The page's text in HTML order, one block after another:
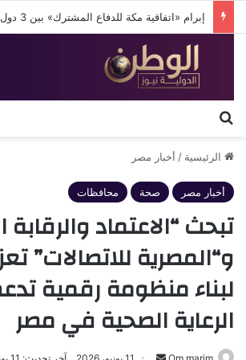
إبرام «اتفاقية مكة للدفاع المشترك» بين 3 دول إسلامية
الرئيسية / أخبار مصر
أخبار مصر صحة محافظات
تبحث “الاعتماد
و“المصرية للاتصالات”
لبناء منظومة رقمية
الرعاية الصحية في مصر
أرسل